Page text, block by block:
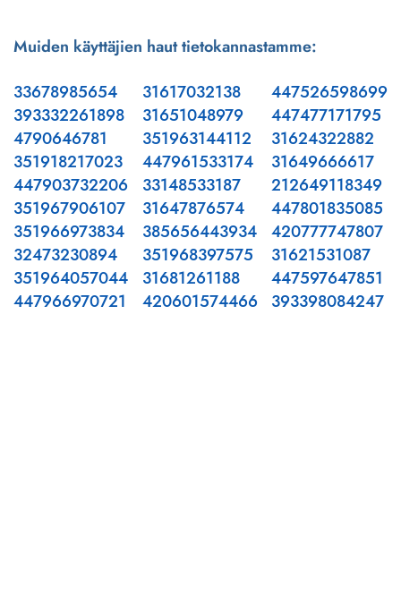
Muiden käyttäjien haut tietokannastamme:
33678985654
393332261898
4790646781
351918217023
447903732206
351967906107
351966973834
32473230894
351964057044
447966970721
31617032138
31651048979
351963144112
447961533174
33148533187
31647876574
385656443934
351968397575
31681261188
420601574466
447526598699
447477171795
31624322882
31649666617
212649118349
447801835085
420777747807
31621531087
447597647851
393398084247